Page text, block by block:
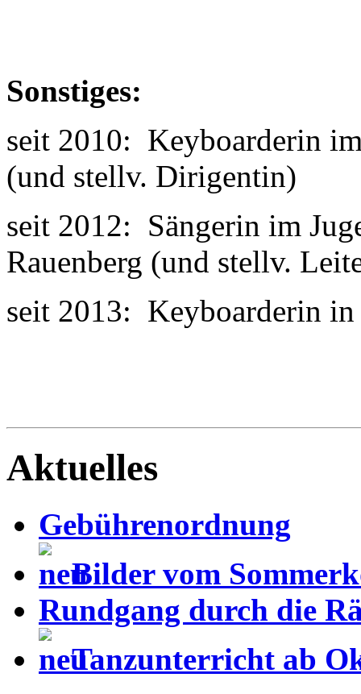
Sonstiges:
seit 2010: Keyboarderin
(und stellv. Dirigentin)
seit 2012: Sängerin im
Rauenberg (und stellv.
seit 2013: Keyboarderin
Aktuelles
Gebührenordnung
Bilder vom
Rundgang durch die
Tanzunterricht ab